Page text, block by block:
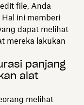
file, Anda
ini memberi
dapat melihat
mereka lakukan
panjang
alat
melihat